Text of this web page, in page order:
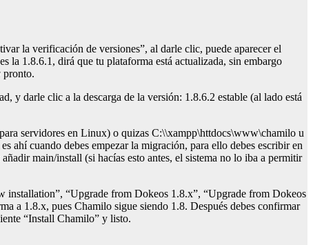
la verificación de versiones”, al darle clic, puede aparecer el
la 1.8.6.1, dirá que tu plataforma está actualizada, sin embargo
pronto.
y darle clic a la descarga de la versión: 1.8.6.2 estable (al lado está
servidores en Linux) o quizas C:\\xampp\httdocs\www\chamilo u
ahí cuando debes empezar la migración, para ello debes escribir en
main/install (si hacías esto antes, el sistema no lo iba a permitir
installation”, “Upgrade from Dokeos 1.8.x”, “Upgrade from Dokeos
a 1.8.x, pues Chamilo sigue siendo 1.8. Después debes confirmar
“Install Chamilo” y listo.